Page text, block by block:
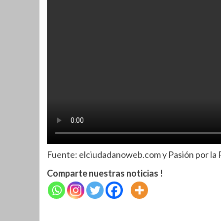
Fuente: elciudadanoweb.com y Pasión por la
Comparte nuestras noticias !